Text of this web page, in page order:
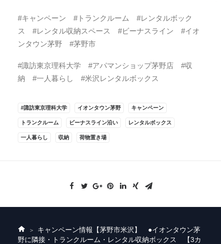
#キャンペーン #トランクルーム #レンタルボック
ス #レンタル収納スペース #ビーナスライン #イオ
ンタウン茅野 #茅野市
#諏訪東京理科大学 #アパマンショップ茅野店 #収
納 #一人暮らし #米沢レンタルボックス
#諏訪東京理科大学 イオンタウン茅野 キャンペーン
トランクルーム ビーナスライン沿い レンタルボックス
一人暮らし 収納 荷物置き場
ホ
ー
キャンペーン情報 【茅野市米沢】 ●イオンタウン茅
野に隣接・トランクルーム・レンタル収納ボックス 【3カ